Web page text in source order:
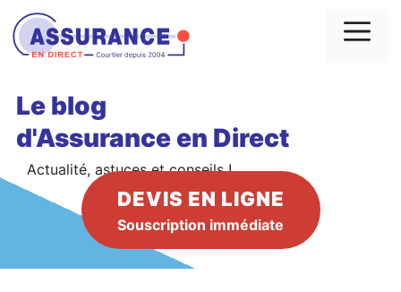
Aller
au
contenu
Le blog
d'Assurance en Direct
Actualité, astuces et conseils !
DEVIS EN LIGNE
Souscription immédiate